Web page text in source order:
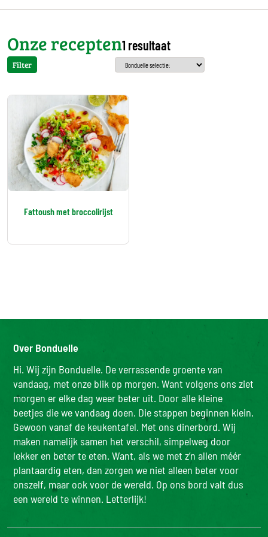
Onze recepten1 resultaat
Filter
Fattoush met broccolirijst
Over Bonduelle
Hi. Wij zijn Bonduelle. De verrassende groente van
vandaag, met onze blik op morgen. Want volgens ons ziet
morgen er elke dag weer beter uit. Door alle kleine
beetjes die we vandaag doen. Die stappen beginnen klein.
Gewoon vanaf de keukentafel. Met ons dinerbord. Wij
maken namelijk samen het verschil, simpelweg door
lekker en beter te eten. Want, als we met z’n allen méér
plantaardig eten, dan zorgen we niet alleen beter voor
onszelf, maar ook voor de wereld. Op ons bord valt dus
een wereld te winnen. Letterlijk!